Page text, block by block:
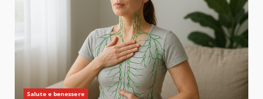
Salute e benessere